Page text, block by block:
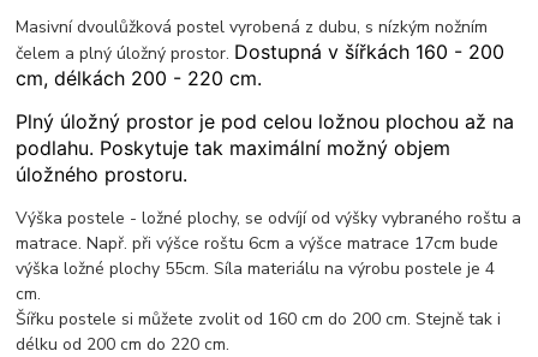
Masivní dvoulůžková postel vyrobená z dubu, s nízkým nožním
čelem a plný úložný prostor. Dostupná v šířkách 160 - 200
cm, délkách 200 - 220 cm.
Plný úložný prostor je pod celou ložnou plochou až na
podlahu. Poskytuje tak maximální možný objem
úložného prostoru.
Výška postele - ložné plochy, se odvíjí od výšky vybraného roštu a
matrace. Např. při výšce roštu 6cm a výšce matrace 17cm bude
výška ložné plochy 55cm. Síla materiálu na výrobu postele je 4
cm.
Šířku postele si můžete zvolit od 160 cm do 200 cm. Stejně tak i
délku od 200 cm do 220 cm.